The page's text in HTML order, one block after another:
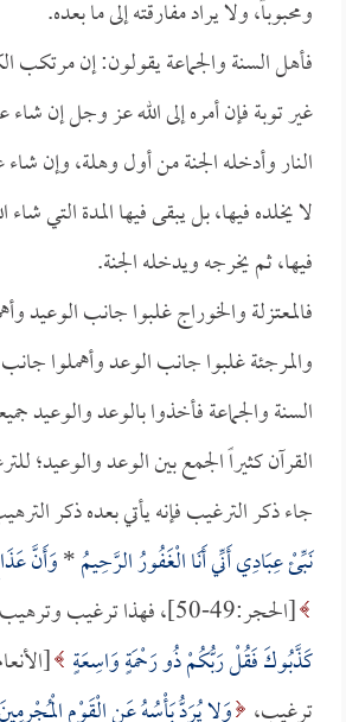
ومحبوباً، ولا يراد مفارقته إلى ما بعده.
فأهل السنة والجماعة يقولون: إن مرتكب
غير توبة فإن أمره إلى الله عز وجل إن
النار وأدخله الجنة من أول وهلة، وإن شاء
لا يخلده فيها، بل يبقى فيها المدة التي
فيها، ثم يخرجه ويدخله الجنة.
فالمعتزلة والخوراج غلبوا جانب الوعيد
والمرجئة غلبوا جانب الوعد وأهملوا
السنة والجماعة فأخذوا بالوعد والوعيد
القرآن كثيراً الجمع بين الوعد والوعيد؛
جاء ذكر الترغيب فإنه يأتي بعده ذكر
نَبِّئْ عِبَادِي أَنِّي أَنَا الْغَفُورُ الرَّحِيمُ*وَأَنَّ
[الحجر:49-50]، فهذا ترغيب وترهيب، وقوله:
كَذَّبُوكَ فَقُلْ رَبُّكُمْ ذُو رَحْمَةٍ وَاسِعَةٍ